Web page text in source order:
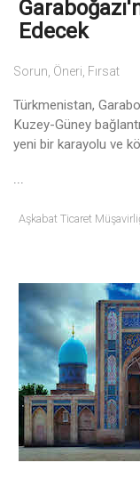
Edecek
Sorun, Öneri, Fırsat
Türkmenistan,
Kuzey-Güney
yeni bir karayolu ve
Aşkabat Ticaret